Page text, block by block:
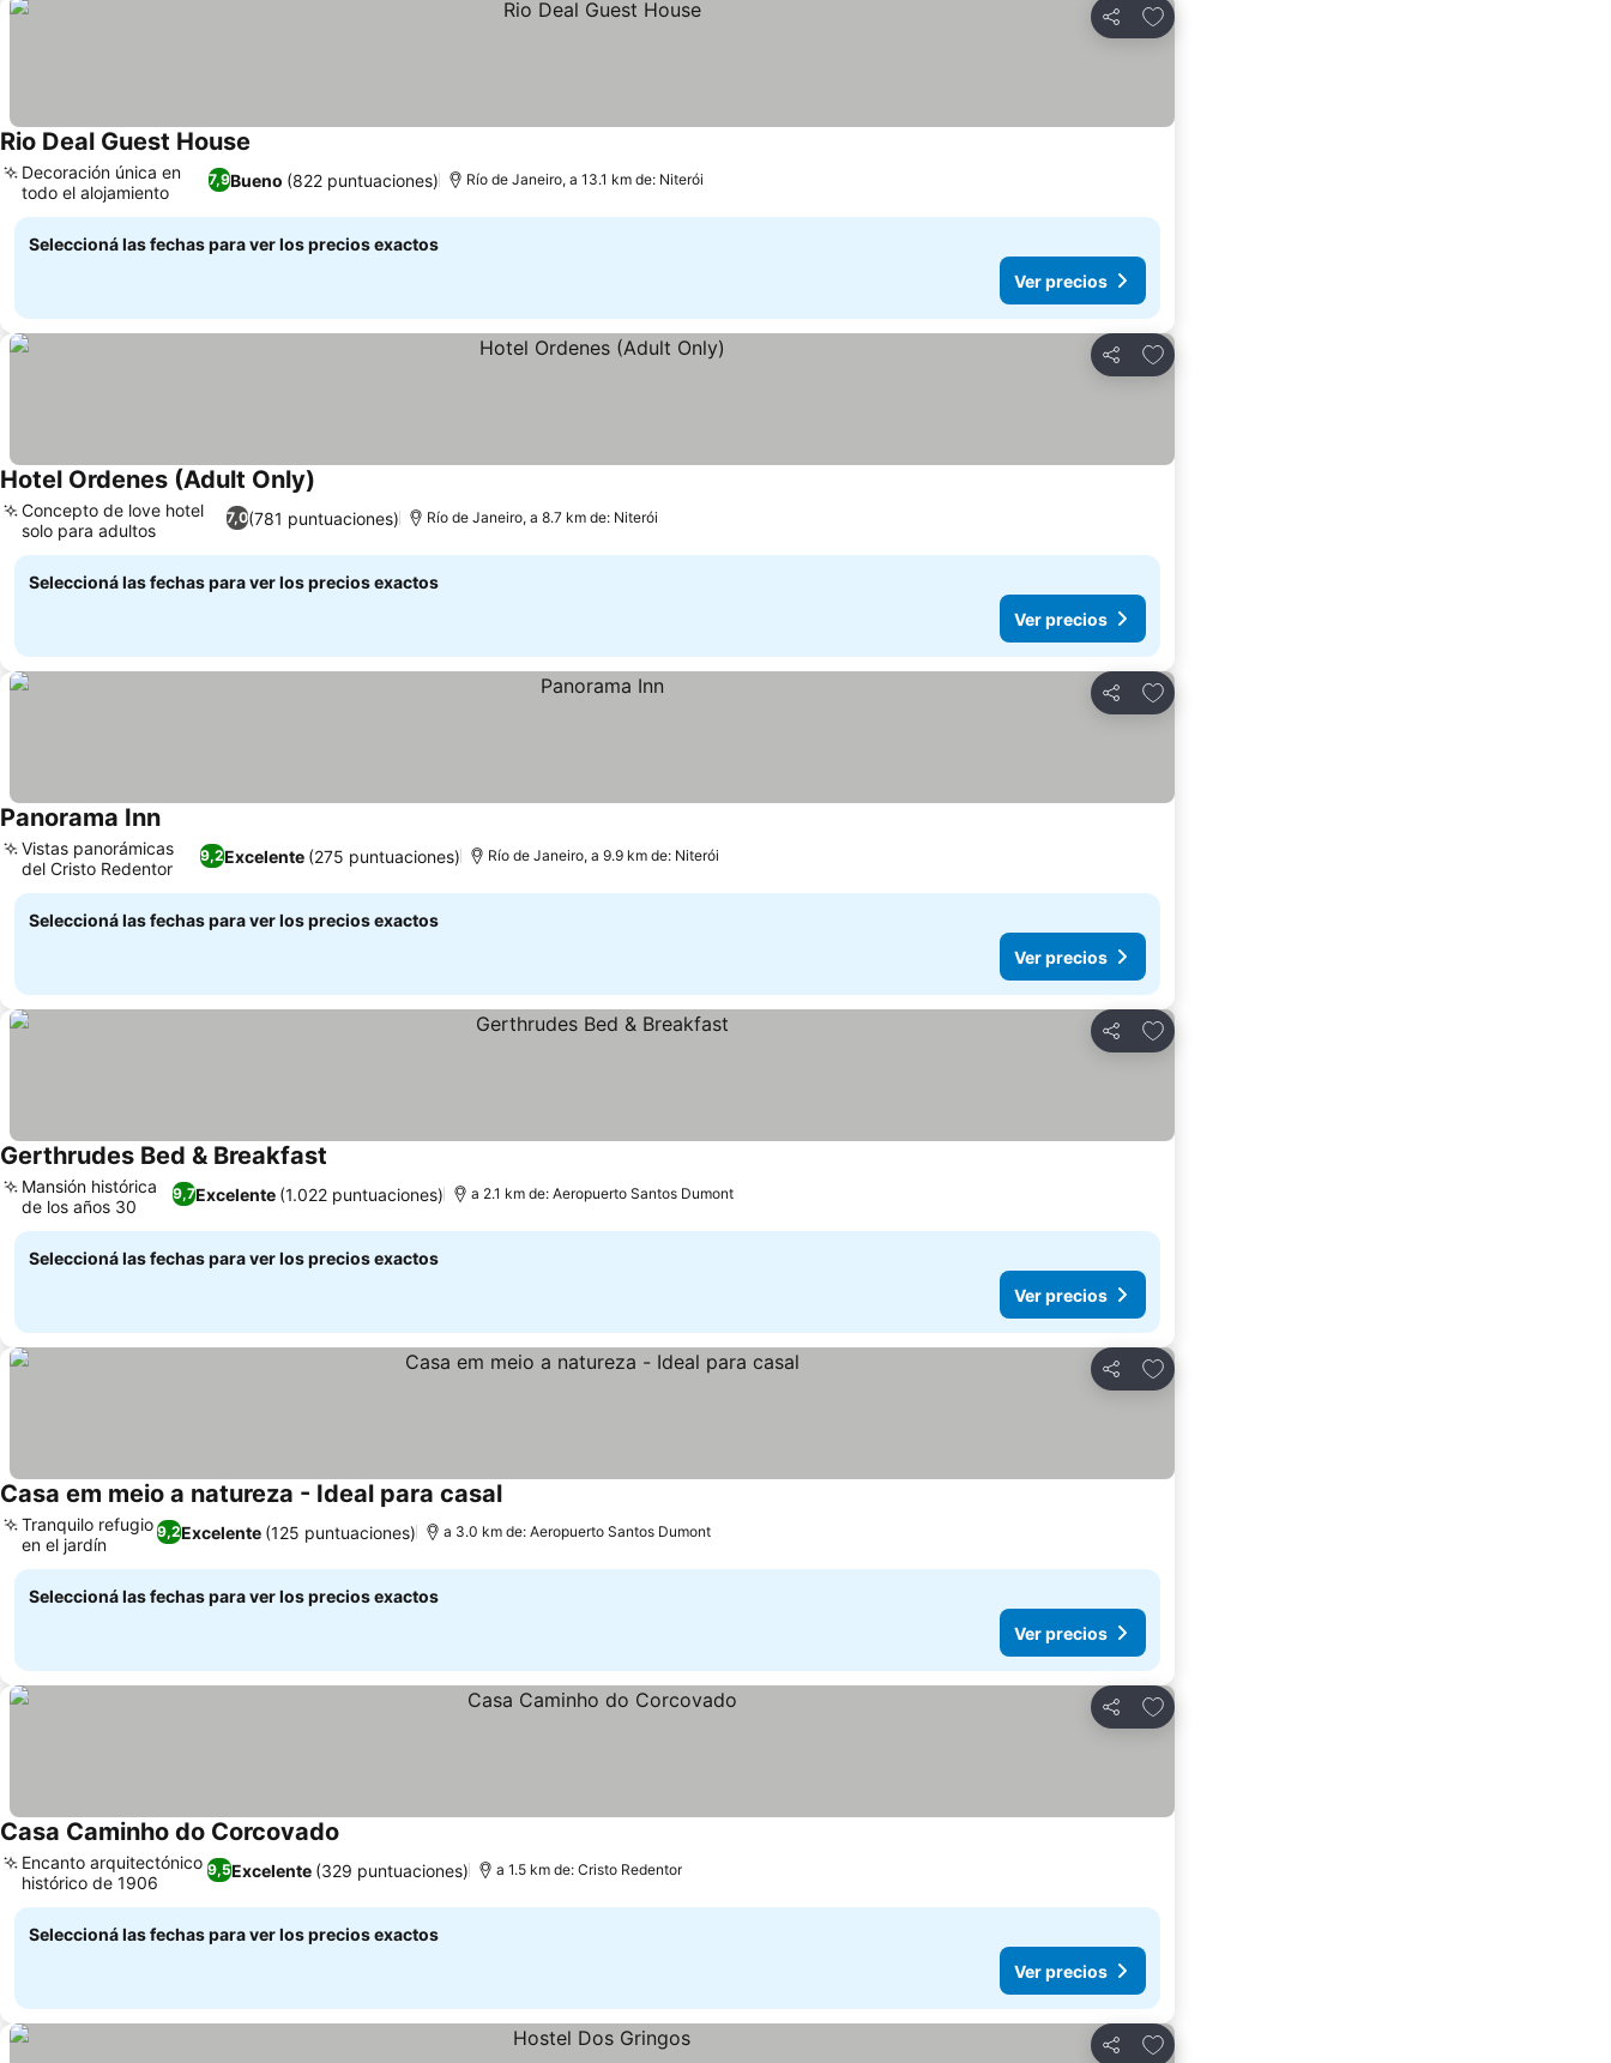
Compartir
Añadir a favoritos
Rio Deal Guest House
7,9Bueno (822 puntuaciones)
Decoración única en
todo el alojamiento
Río de Janeiro, a 13.1 km de: Niterói
Seleccioná las fechas para ver los precios exactos
Ver precios
Compartir
Añadir a favoritos
Hotel Ordenes (Adult Only)
7,0(781 puntuaciones)
Concepto de love hotel
solo para adultos
Río de Janeiro, a 8.7 km de: Niterói
Seleccioná las fechas para ver los precios exactos
Ver precios
Compartir
Añadir a favoritos
Panorama InnVer precios
9,2Excelente (275 puntuaciones)
Vistas panorámicas
del Cristo Redentor
Río de Janeiro, a 9.9 km de: Niterói
Seleccioná las fechas para ver los precios exactos
Ver precios
Compartir
Añadir a favoritos
Gerthrudes Bed & Breakfast
9,7Excelente (1.022 puntuaciones)
Mansión histórica
de los años 30
a 2.1 km de: Aeropuerto Santos Dumont
Seleccioná las fechas para ver los precios exactos
Ver precios
Compartir
Añadir a favoritos
Casa em meio a natureza - Ideal para casalVer precios
9,2Excelente (125 puntuaciones)
Tranquilo refugio
en el jardín
a 3.0 km de: Aeropuerto Santos Dumont
Seleccioná las fechas para ver los precios exactos
Ver precios
Compartir
Añadir a favoritos
Casa Caminho do Corcovado
9,5Excelente (329 puntuaciones)
Encanto arquitectónico
histórico de 1906
a 1.5 km de: Cristo Redentor
Seleccioná las fechas para ver los precios exactos
Ver precios
Compartir
Añadir a favoritos